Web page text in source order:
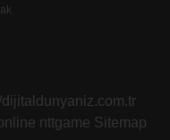
dijitaldunyaniz.com.tr
nttgame Sitemap